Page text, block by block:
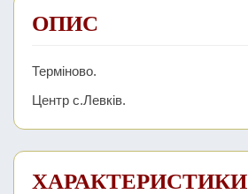
ОПИС
Терміново.
Центр с.Левків.
ХАРАКТЕРИСТИКИ